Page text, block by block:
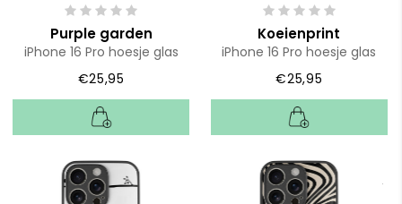
Purple garden
iPhone 16 Pro hoesje glas
€25,95
Koeienprint
iPhone 16 Pro hoesje glas
€25,95